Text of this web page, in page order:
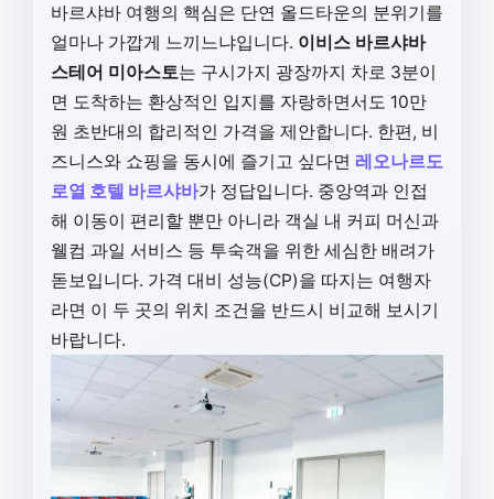
바르샤바 여행의 핵심은 단연 올드타운의 분위기를
얼마나 가깝게 느끼느냐입니다. 이비스 바르샤바
스테어 미아스토는 구시가지 광장까지 차로 3분이
면 도착하는 환상적인 입지를 자랑하면서도 10만
원 초반대의 합리적인 가격을 제안합니다. 한편, 비
즈니스와 쇼핑을 동시에 즐기고 싶다면 레오나르도
로열 호텔 바르샤바가 정답입니다. 중앙역과 인접
해 이동이 편리할 뿐만 아니라 객실 내 커피 머신과
웰컴 과일 서비스 등 투숙객을 위한 세심한 배려가
돋보입니다. 가격 대비 성능(CP)을 따지는 여행자
라면 이 두 곳의 위치 조건을 반드시 비교해 보시기
바랍니다.